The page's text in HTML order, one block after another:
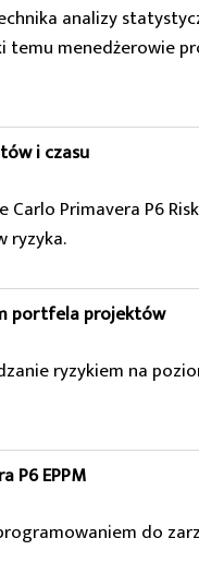
analizy
temu menedżerowie
i czasu
Carlo Primavera P6
ryzyka.
portfela projektów
ryzykiem na
P6 EPPM
do